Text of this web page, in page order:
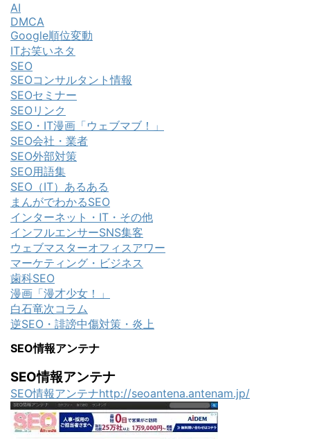
AI
DMCA
Google順位変動
ITお笑いネタ
SEO
SEOコンサルタント情報
SEOセミナー
SEOリンク
SEO・IT漫画「ウェブマブ！」
SEO会社・業者
SEO外部対策
SEO用語集
SEO（IT）あるある
まんがでわかるSEO
インターネット・IT・その他
インフルエンサーSNS集客
ウェブマスターオフィスアワー
マーケティング・ビジネス
歯科SEO
漫画「漫才少女！」
白石竜次コラム
逆SEO・誹謗中傷対策・炎上
SEO情報アンテナ
SEO情報アンテナ
SEO情報アンテナhttp://seoantena.antenam.jp/